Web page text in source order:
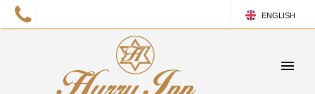
ENGLISH